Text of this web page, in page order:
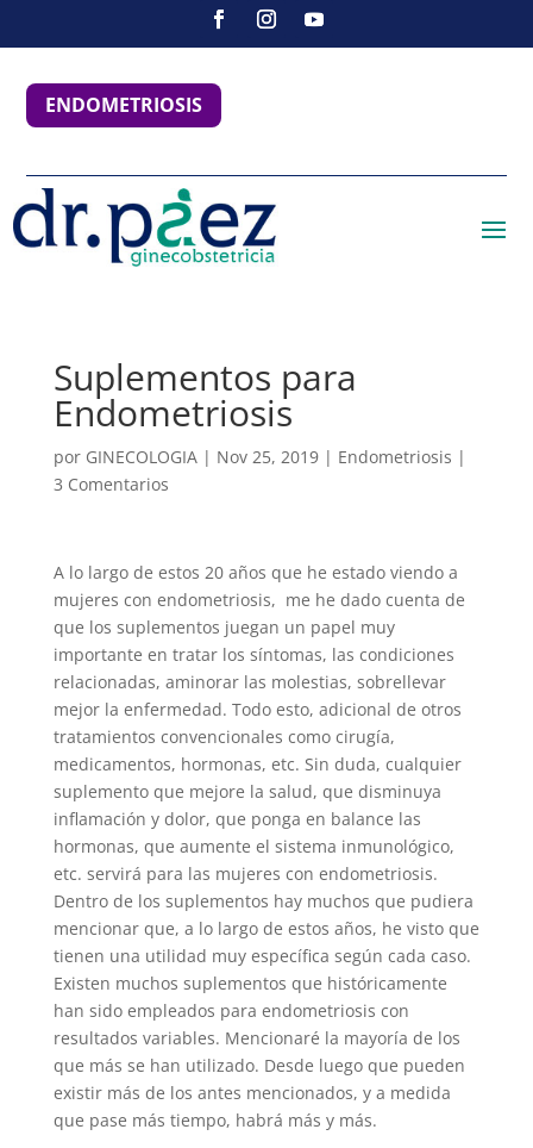
ENDOMETRIOSIS
Suplementos para
Endometriosis
por GINECOLOGIA| Nov 25, 2019| Endometriosis |
3 Comentarios
A lo largo de estos 20 años que he estado viendo a
mujeres con endometriosis, me he dado cuenta de
que los suplementos juegan un papel muy
importante en tratar los síntomas, las condiciones
relacionadas, aminorar las molestias, sobrellevar
mejor la enfermedad. Todo esto, adicional de otros
tratamientos convencionales como cirugía,
medicamentos, hormonas, etc. Sin duda, cualquier
suplemento que mejore la salud, que disminuya
inflamación y dolor, que ponga en balance las
hormonas, que aumente el sistema inmunológico,
etc. servirá para las mujeres con endometriosis.
Dentro de los suplementos hay muchos que pudiera
mencionar que, a lo largo de estos años, he visto que
tienen una utilidad muy específica según cada caso.
Existen muchos suplementos que históricamente
han sido empleados para endometriosis con
resultados variables. Mencionaré la mayoría de los
que más se han utilizado. Desde luego que pueden
existir más de los antes mencionados, y a medida
que pase más tiempo, habrá más y más.